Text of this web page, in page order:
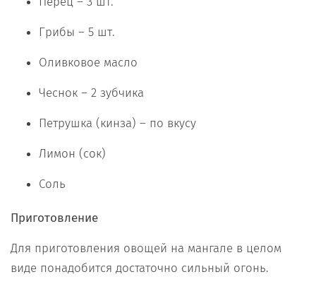
Грибы – 5 шт.
Оливковое масло
Чеснок – 2 зубчика
Петрушка (кинза) – по вкусу
Лимон (сок)
Соль
Приготовление
Для приготовления овощей на мангале в целом
виде понадобится достаточно сильный огонь.